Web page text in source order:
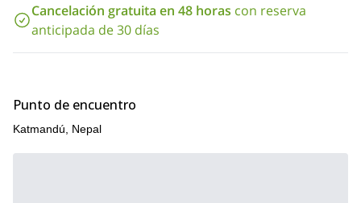
Cancelación gratuita en 48 horas con reserva
anticipada de 30 días
Punto de encuentro
Katmandú, Nepal